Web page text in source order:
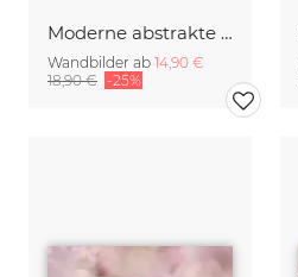
Moderne abstrakte Kunst
Wandbilder ab 14,90 €
18,90 € -25%